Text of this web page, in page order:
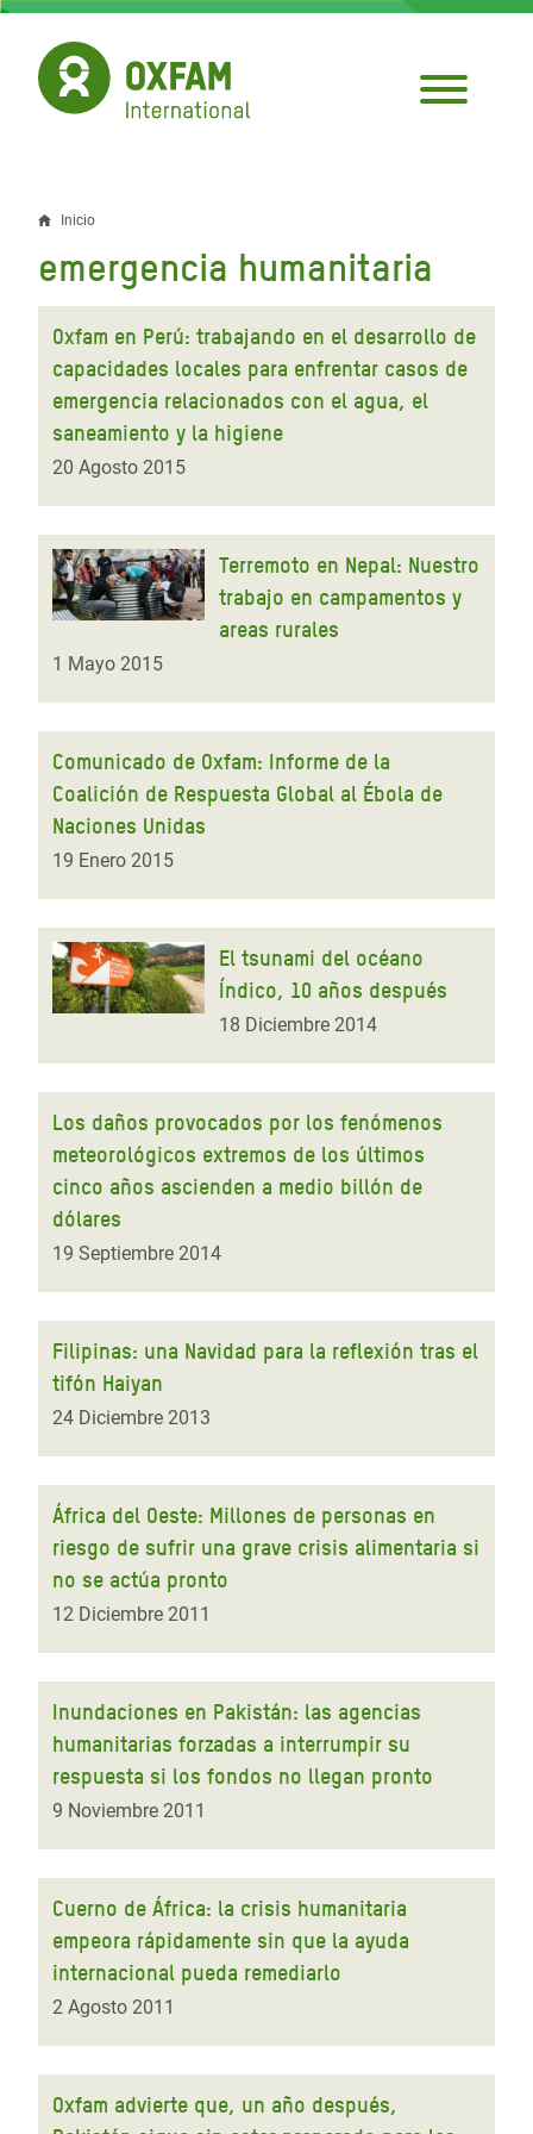
Pasar
contenido
principal
Sobrescribir
enlaces
de
ayuda
la
Inicio
emergencia humanitaria
Oxfam en Perú: trabajando en el desarrollo de
capacidades locales para enfrentar casos de
emergencia relacionados con el agua, el
saneamiento y la higiene
20 Agosto 2015
Terremoto en Nepal: Nuestro
trabajo en campamentos y
areas rurales
1 Mayo 2015
Comunicado de Oxfam: Informe de la
Coalición de Respuesta Global al Ébola de
Naciones Unidas
19 Enero 2015
El tsunami del océano
Índico, 10 años después
18 Diciembre 2014
Los daños provocados por los fenómenos
meteorológicos extremos de los últimos
cinco años ascienden a medio billón de
dólares
19 Septiembre 2014
Filipinas: una Navidad para la reflexión tras el
tifón Haiyan
24 Diciembre 2013
África del Oeste: Millones de personas en
riesgo de sufrir una grave crisis alimentaria si
no se actúa pronto
12 Diciembre 2011
Inundaciones en Pakistán: las agencias
humanitarias forzadas a interrumpir su
respuesta si los fondos no llegan pronto
9 Noviembre 2011
Cuerno de África: la crisis humanitaria
empeora rápidamente sin que la ayuda
internacional pueda remediarlo
2 Agosto 2011
Oxfam advierte que, un año después,